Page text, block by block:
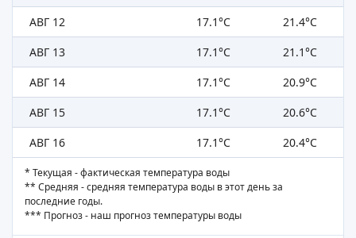
АВГ 12
17.1°C
21.4°C
АВГ 13
17.1°C
21.1°C
АВГ 14
17.1°C
20.9°C
АВГ 15
17.1°C
20.6°C
АВГ 16
17.1°C 20.4°C
* Текущая - фактическая температура воды
** Средняя - средняя температура воды в этот день за
последние годы.
*** Прогноз - наш прогноз температуры воды